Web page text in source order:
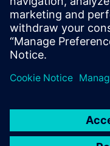
기사를 통해 통합 데이
치를 제공할 수 있는지
공유